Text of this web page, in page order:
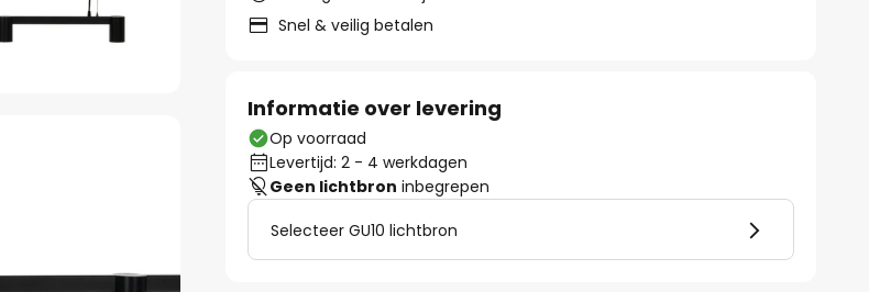
Snel & veilig betalen
Informatie over levering
Op voorraad
Levertijd: 2 - 4 werkdagen
Geen lichtbron inbegrepen
Selecteer GU10 lichtbron